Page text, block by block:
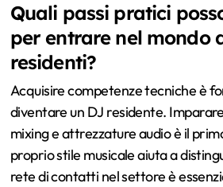
Quali passi pratici
per entrare nel mondo
residenti?
Acquisire competenze tecniche è
diventare un DJ residente.
mixing e attrezzature audio è il
proprio stile musicale aiuta a
rete di contatti nel settore è